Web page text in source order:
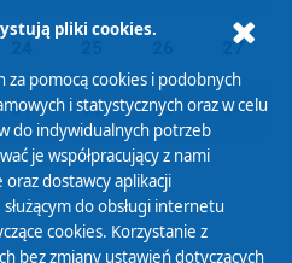
27
01 02 03 04
pliki cookies.
za pomocą cookies i podobnych
i statystycznych oraz w celu
do indywidualnych potrzeb
je współpracujący z nami
dostawcy aplikacji
do obsługi internetu
cookies. Korzystanie z
bez zmiany ustawień dotyczących